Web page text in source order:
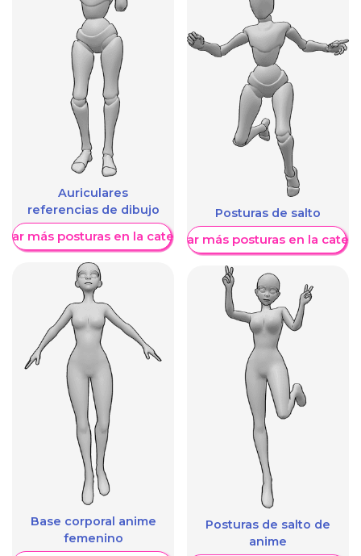
Auriculares
referencias de dibujo
más posturas en la categoría
Base corporal anime
femenino
Posturas de salto
Mostrar más posturas en la
Posturas de salto de
anime